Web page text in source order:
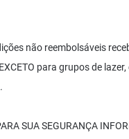
não reembolsáveis
para grupos de
SUA SEGURANÇA